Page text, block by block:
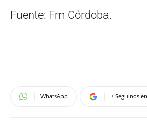
Fuente: Fm Córdoba.
WhatsApp + Seguinos